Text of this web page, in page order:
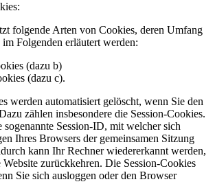
folgende Arten von Cookies, deren Umfang
Folgenden erläutert werden:
(dazu b)
(dazu c).
werden automatisiert gelöscht, wenn Sie den
zählen insbesondere die Session-Cookies.
sogenannte Session-ID, mit welcher sich
Ihres Browsers der gemeinsamen Sitzung
kann Ihr Rechner wiedererkannt werden,
Website zurückkehren. Die Session-Cookies
Sie sich ausloggen oder den Browser